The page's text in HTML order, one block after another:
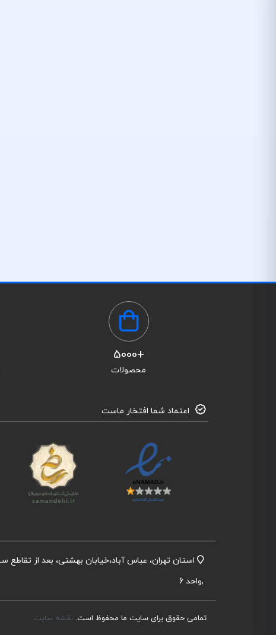
+5000
محصولات
اعتماد شما افتخار ماست
,واحد 6
تمامی حقوق برای سایت ما محفوظ است. نقشه سایت